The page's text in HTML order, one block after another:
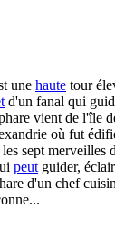
une haute tour
d'un fanal qui
vient de l'île
où fut
sept merveilles
peut guider,
d'un chef